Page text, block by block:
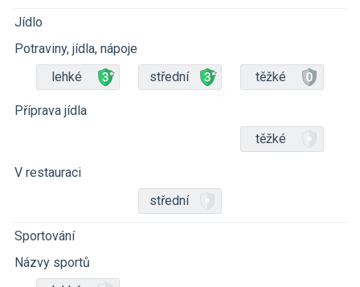
Jídlo
Potraviny, jídla, nápoje
lehké
střední těžké
Příprava jídla
těžké
V restauraci
střední
Sportování
Názvy sportů